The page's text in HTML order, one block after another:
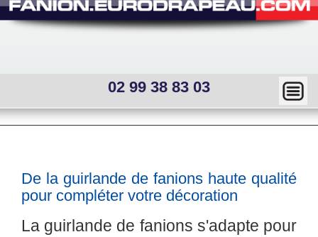
02 99 38 83 03
Ma
squ
—
Sous
menu
interne
De la guirlande de fanions haute qualité
pour compléter votre décoration
La guirlande de fanions s'adapte pour